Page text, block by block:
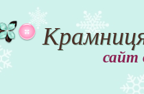
сайт